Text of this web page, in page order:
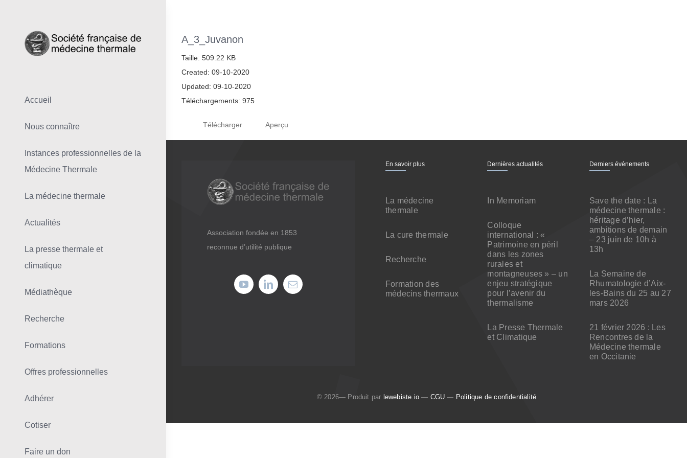
Accueil
Nous connaître
Instances professionnelles de la
Médecine Thermale
La médecine thermale
Actualités
La presse thermale et
climatique
Médiathèque
Recherche
Formations
Offres professionnelles
Adhérer
Cotiser
Faire un don
A_3_Juvanon
Taille: 509.22 KB
Created: 09-10-2020
Updated: 09-10-2020
Téléchargements: 975
Télécharger Aperçu
Association fondée en 1853
reconnue d’utilité publique
En savoir plus
La médecine
thermale
La cure thermale
Recherche
Formation des
médecins thermaux
Dernières actualités
In Memoriam
Colloque
international : «
Patrimoine en péril
dans les zones
rurales et
montagneuses » – un
enjeu stratégique
pour l’avenir du
thermalisme
La Presse Thermale
et Climatique
Derniers événements
Save the date : La
médecine thermale :
héritage d’hier,
ambitions de demain
– 23 juin de 10h à
13h
La Semaine de
Rhumatologie d’Aix-
les-Bains du 25 au 27
mars 2026
21 février 2026 : Les
Rencontres de la
Médecine thermale
en Occitanie
© 2026— Produit par lewebiste.io — CGU — Politique de confidentialité